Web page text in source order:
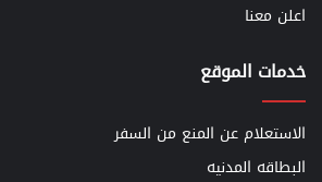
اعلن معنا
خدمات الموقع
الاستعلام عن المنع من السفر
البطاقه المدنيه